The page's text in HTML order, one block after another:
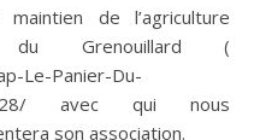
de l’agriculture
Grenouillard (
Le-Panier-Du-
avec qui nous
son association.